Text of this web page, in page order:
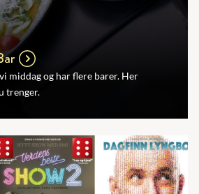
middag og har flere barer. Her
trenger.